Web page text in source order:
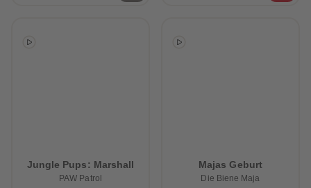
Jungle Pups: Marshall
PAW Patrol
Majas Geburt
Die Biene Maja